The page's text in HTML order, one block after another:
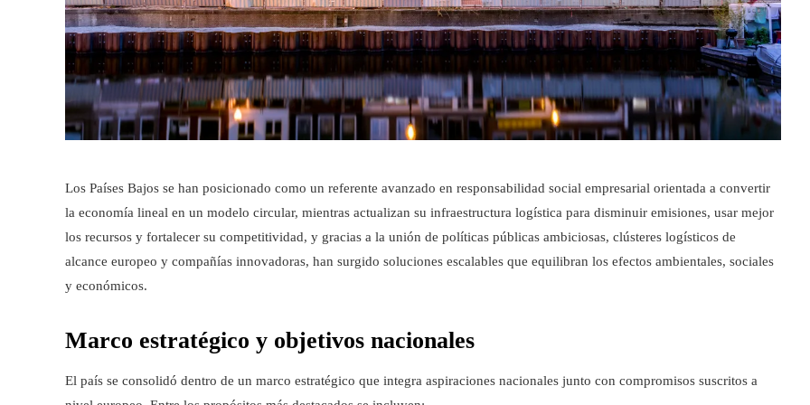
Los Países Bajos se han posicionado como un referente avanzado en responsabilidad social empresarial orientada a convertir
la economía lineal en un modelo circular, mientras actualizan su infraestructura logística para disminuir emisiones, usar mejor
los recursos y fortalecer su competitividad, y gracias a la unión de políticas públicas ambiciosas, clústeres logísticos de
alcance europeo y compañías innovadoras, han surgido soluciones escalables que equilibran los efectos ambientales, sociales
y económicos.
Marco estratégico y objetivos nacionales
El país se consolidó dentro de un marco estratégico que integra aspiraciones nacionales junto con compromisos suscritos a